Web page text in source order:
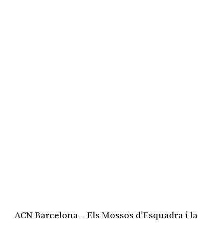
ACN Barcelona – Els Mossos d’Esquadra i la